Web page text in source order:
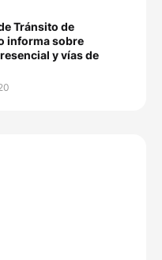
Tránsito de
informa sobre
y vías de